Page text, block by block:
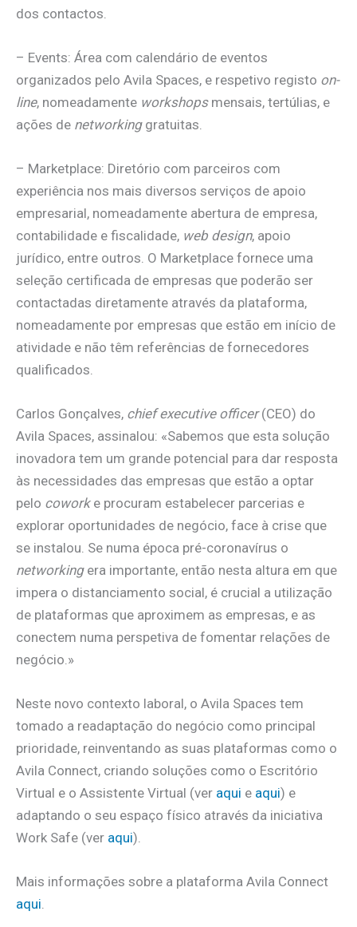
dos contactos.
– Events: Área com calendário de eventos
organizados pelo Avila Spaces, e respetivo registo on-
line, nomeadamente workshopsmensais, tertúlias, e
ações de networkinggratuitas.
– Marketplace: Diretório com parceiros com
experiência nos mais diversos serviços de apoio
empresarial, nomeadamente abertura de empresa,
contabilidade e fiscalidade, web design, apoio
jurídico, entre outros. O Marketplace fornece uma
seleção certificada de empresas que poderão ser
contactadas diretamente através da plataforma,
nomeadamente por empresas que estão em início de
atividade e não têm referências de fornecedores
qualificados.
Carlos Gonçalves, chief executive officer(CEO) do
Avila Spaces, assinalou: «Sabemos que esta solução
inovadora tem um grande potencial para dar resposta
às necessidades das empresas que estão a optar
pelo coworke procuram estabelecer parcerias e
explorar oportunidades de negócio, face à crise que
se instalou. Se numa época pré-coronavírus o
networkingera importante, então nesta altura em que
impera o distanciamento social, é crucial a utilização
de plataformas que aproximem as empresas, e as
conectem numa perspetiva de fomentar relações de
negócio.»
Neste novo contexto laboral, o Avila Spaces tem
tomado a readaptação do negócio como principal
prioridade, reinventando as suas plataformas como o
Avila Connect, criando soluções como o Escritório
Virtual e o Assistente Virtual (ver aqui e aqui) e
adaptando o seu espaço físico através da iniciativa
Work Safe (ver aqui).
Mais informações sobre a plataforma Avila Connect
aqui.